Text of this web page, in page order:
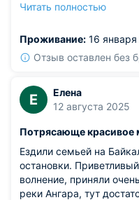
Обслуживание на
Читать полностью
Проживание: 16
Отзыв оставлен без
Е
Елена
12 августа 2025
Потрясающе красивое
Ездили семьей на
остановки.
волнение, приняли
реки Ангара, тут